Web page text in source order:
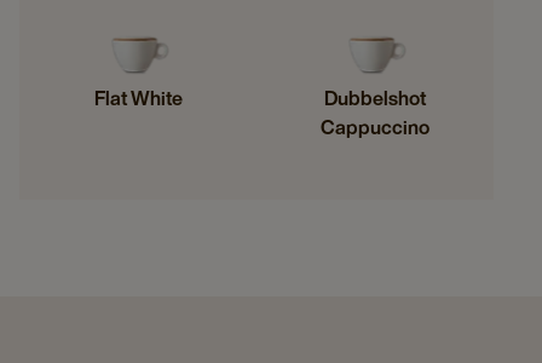
Flat White
Dubbelshot
Cappuccino